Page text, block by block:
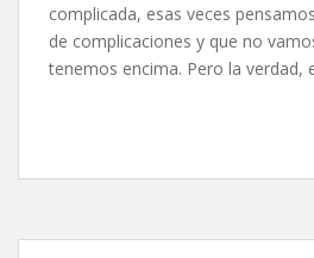
complicada, esas veces
de complicaciones y que no
tenemos encima. Pero la verdad,